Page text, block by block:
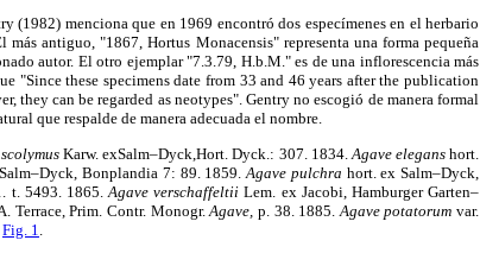
(1982) menciona que en 1969 encontró dos especímenes en el herbario
antiguo, "1867, Hortus Monacensis" representa una forma pequeña
autor. El otro ejemplar "7.3.79, H.b.M." es de una inflorescencia más
"Since these specimens date from 33 and 46 years after the publication
can be regarded as neotypes". Gentry no escogió de manera formal
que respalde de manera adecuada el nombre.
Karw. exSalm–Dyck,Hort. Dyck.: 307. 1834. Agave eleganshort.
Bonplandia 7: 89. 1859.Agave pulchra hort. ex Salm–Dyck,
t. 5493. 1865.Agave verschaffeltiiLem. ex Jacobi, Hamburger Garten–
Terrace, Prim. Contr. Monogr.Agave, p. 38. 1885. Agave potatorumvar.
Fig. 1